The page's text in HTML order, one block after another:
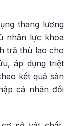
thang lương
nhân lực khoa
trả thù lao cho
áp dụng triệt
kết quả sản
cá nhân đối